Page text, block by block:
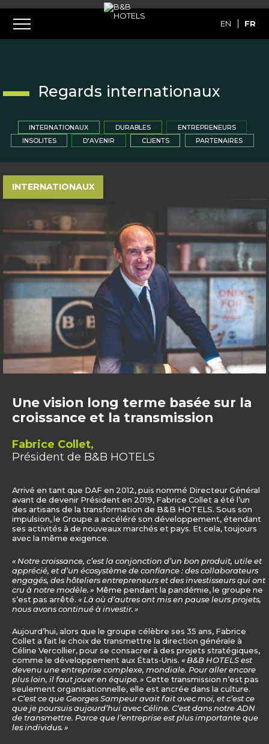
EN FR
Regards internationaux
INTERNATIONAUX DURABLES
ENTREPRENEURS
INSOLITES
D'AVENIR CLIENTS PARTENAIRES
INTERNATIONAUX
Une vision long terme basée sur la
croissance et la transmission
Fabrice Collet,
Président de B&B HOTELS
Arrivé en tant que DAF en 2012, puis nommé Directeur Général
avant de devenir Président en 2019, Fabrice Collet a été l’un
des artisans de la transformation de B&B HOTELS. Sous son
impulsion, le Groupe a accéléré son développement, étendant
ses activités à de nouveaux marchés et pays. Et cela, toujours
avec la même exigence.
« Notre croissance, c’est la conjonction d’un bon produit, utile et
apprécié, et d’un écosystème de confiance : des collaborateurs
engagés, des hôteliers entrepreneurs et des investisseurs qui ont
cru à notre modèle. » Même pendant la pandémie, le groupe ne
s’est pas arrêté. « Là où d’autres ont mis en pause leurs projets,
nous avons continué à investir. »
Aujourd’hui, alors que le groupe célèbre ses 35 ans, Fabrice
Collet a fait le choix de transmettre la direction générale à
Céline Vercollier, pour se consacrer à des projets stratégiques,
comme le développement aux États-Unis. « B&B HOTELS est
devenu une entreprise complexe, mondiale. Pour aller encore
plus loin, il faut jouer en équipe. » Cette transmission n’est pas
seulement organisationnelle, elle est ancrée dans la culture.
« C’est ce que Georges Sampeur avait fait avec moi, et c’est ce
que je poursuis aujourd’hui avec Céline. C’est dans notre ADN
de transmettre. Parce que l’entreprise est plus importante que
les individus. »